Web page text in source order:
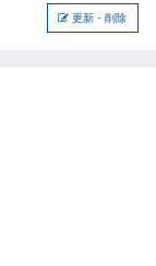
更新・削除